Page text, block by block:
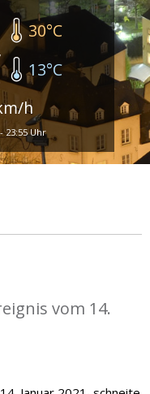
30°C
13°C
h
23:55 Uhr
vom 14.